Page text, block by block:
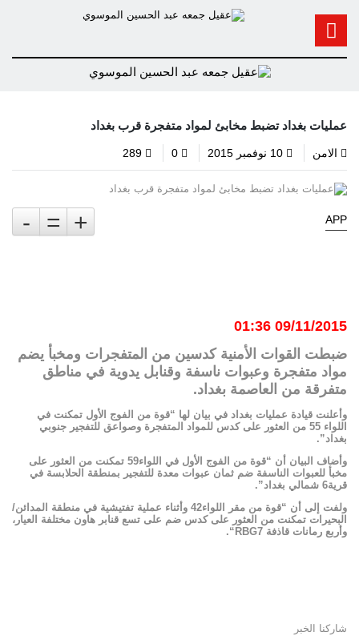
عمليات بغداد تضبط مخابئ لمواد متفجرة قرب بغداد
الامن
APP
+
=
-
09/11/2015 01:36
ضبطت القوات الأمنية كدسين من المتفجرات ومخبأ يضم
مواد متفجرة وعبوات ناسفة وقنابل يدوية في مناطق
متفرقة من العاصمة بغداد.
وأعلنت قيادة عمليات بغداد في بيان لها “قوة من الفوج الأول تمكنت في
اللواء 55 من العثور على كدس للمواد المتفجرة وصواعق للتفجير جنوبي
بغداد”.
وأضاف البيان أن “قوة من الفوج الأول في اللواء59 تمكنت من العثور على
مخبأ للعبوات الناسفة ضم ثمان عبوات معدة للتفجير بمنطقة الحلابسة في
قرية6 شمالي بغداد”.
ولفت إلى أن “قوة من مقر اللواء42 وأثناء عملية تفتيشية في منطقة المدائن/
البحيرات تمكنت من العثور على كدس ضم على تسع قنابر هاون مختلفة العيار،
وأربع رمانات قاذفة RBG7
“.
شاركنا الخبر